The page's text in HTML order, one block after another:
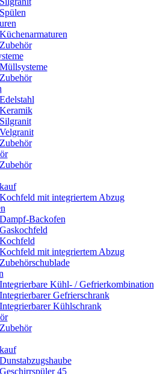
Spülen
Küchenarmaturen
Zubehör
Müllsysteme
Zubehör
Edelstahl
Keramik
Silgranit
Velgranit
Zubehör
Zubehör
Kochfeld mit integriertem Abzug
Dampf-Backofen
Gaskochfeld
Kochfeld
Kochfeld mit integriertem Abzug
Zubehörschublade
Integrierbare Kühl- / Gefrierkombination
Integrierbarer Gefrierschrank
Integrierbarer Kühlschrank
Zubehör
Dunstabzugshaube
Geschirrspüler 45